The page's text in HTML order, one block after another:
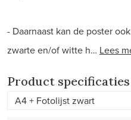
- Daarnaast kan de poster
zwarte en/of witte h… Lees
Product specificaties